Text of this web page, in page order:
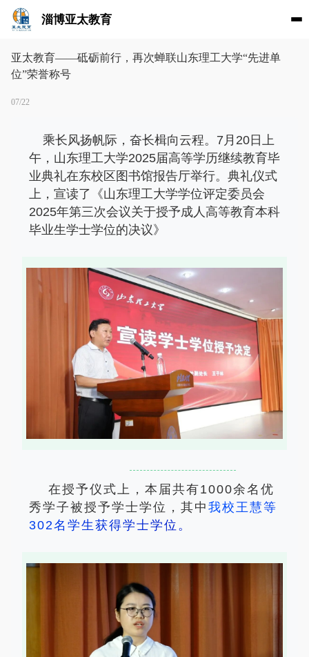
淄博亚太教育
亚太教育——砥砺前行，再次蝉联山东理工大学“先进单
位”荣誉称号
07/22
乘长风扬帆际，奋长楫向云程。7月20日上
午，山东理工大学2025届高等学历继续教育毕
业典礼在东校区图书馆报告厅举行。典礼仪式
上，宣读了《山东理工大学学位评定委员会
2025年第三次会议关于授予成人高等教育本科
毕业生学士学位的决议》
在授予仪式上，本届共有1000余名优
秀学子被授予学士学位，其中 我校王慧等
302名 学生 获得学士学位 。